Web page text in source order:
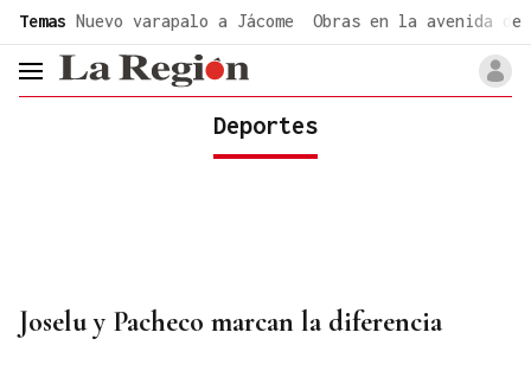
Temas Nuevo varapalo a Jácome Obras en la avenida de
header.menu.open
Deportes
Joselu y Pacheco marcan la diferencia